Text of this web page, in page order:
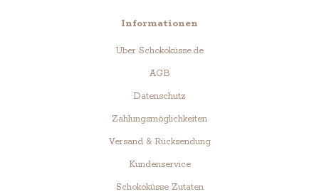
Informationen
Über Schokoküsse.de
AGB
Datenschutz
Zahlungsmöglichkeiten
Versand & Rücksendung
Kundenservice
Schokoküsse Zutaten